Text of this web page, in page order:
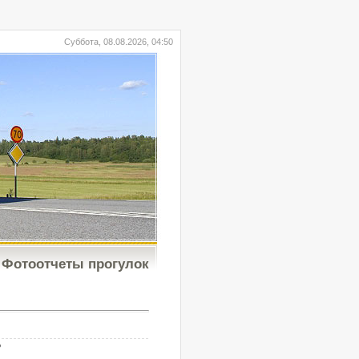
Суббота, 08.08.2026, 04:50
Фотоотчеты прогулок